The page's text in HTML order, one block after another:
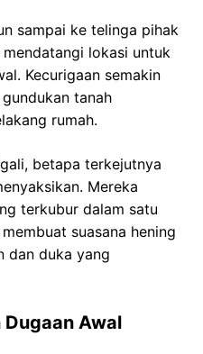
sampai ke telinga pihak
lokasi untuk
Kecurigaan semakin
tanah
rumah.
betapa terkejutnya
Mereka
terkubur dalam satu
suasana hening
dan duka yang
Awal